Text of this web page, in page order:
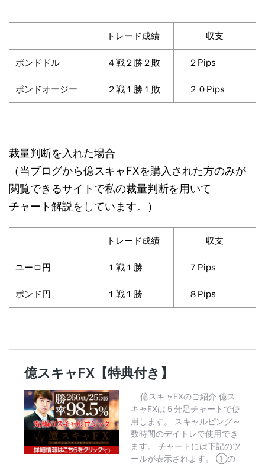
トレード成績 収支
ポンドドル ４戦２勝２敗 ２Pips
ポンドオージー ２戦１勝１敗 ２０Pips
裁量判断を入れた場合
（当ブログから億スキャFXを購入された方のみが
閲覧できるサイトで私の裁量判断を用いて
チャート解説をしています。）
トレード成績 収支
ユーロ円 １戦１勝 ７Pips
ポンド円 １戦１勝 ８Pips